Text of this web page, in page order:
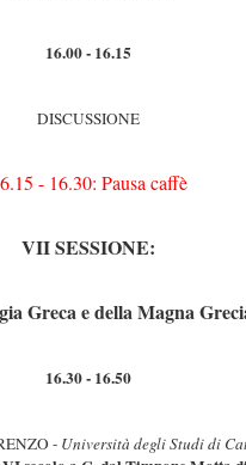
16.00 - 16.15
DISCUSSIONE
- 16.30: Pausa caffè
VII SESSIONE:
Greca e della Magna
16.30 - 16.50
- Università degli Studi di